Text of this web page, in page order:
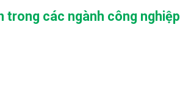
trong các ngành công nghiệp